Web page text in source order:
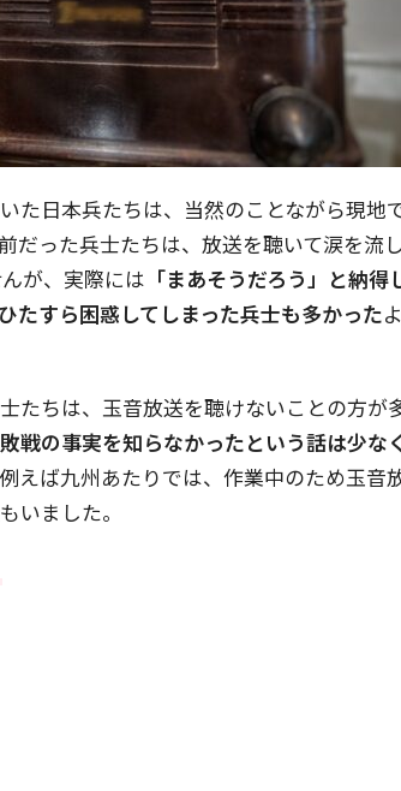
た日本兵たちは、当然のことながら現地
だった兵士たちは、放送を聴いて涙を流し
が、実際には 「まあそうだろう」と納得
たすら困惑してしまった兵士も多かった
たちは、玉音放送を聴けないことの方が
戦の事実を知らなかったという話は少な
えば九州あたりでは、作業中のため玉音
いました。